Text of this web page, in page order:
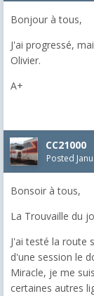
Bonjour à tous,
J'ai progressé,
Olivier.
A+
CC21000
Posted
Bonsoir à tous,
La Trouvaille du
J'ai testé la route
d'une session le
Miracle, je me
certaines autres